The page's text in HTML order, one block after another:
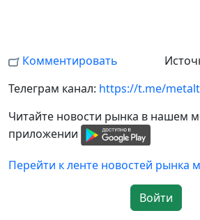
Комментировать
Телеграм канал: https://t.me/
Читайте новости рынка в нашем
приложении
Перейти к ленте новостей рынка
Войти